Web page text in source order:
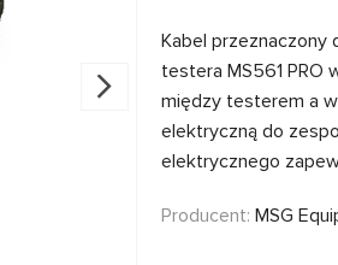
Kabel przeznaczony
testera MS561 PRO
między testerem a
elektryczną do
elektrycznego
Producent: MSG